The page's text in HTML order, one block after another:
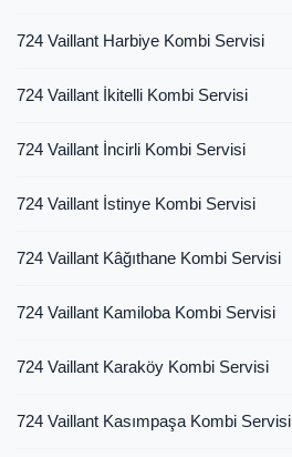
724 Vaillant Harbiye Kombi Servisi
724 Vaillant İkitelli Kombi Servisi
724 Vaillant İncirli Kombi Servisi
724 Vaillant İstinye Kombi Servisi
724 Vaillant Kâğıthane Kombi Servisi
724 Vaillant Kamiloba Kombi Servisi
724 Vaillant Karaköy Kombi Servisi
724 Vaillant Kasımpaşa Kombi Servisi